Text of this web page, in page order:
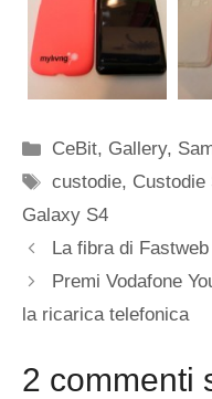
Categorie
CeBit, Gallery,
Tag
custodie, Custodie
Galaxy S4
La fibra di
Premi Vodafone
la ricarica telefonica
2 commenti